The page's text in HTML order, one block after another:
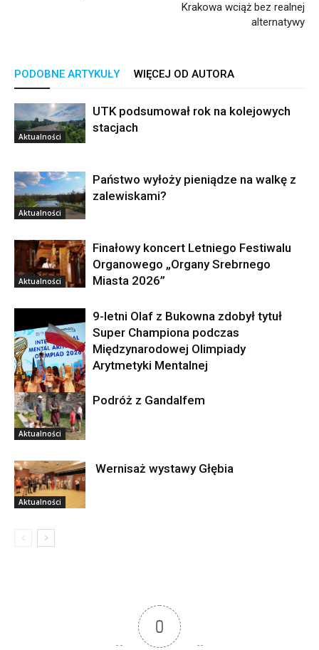
Krakowa wciąż bez realnej
alternatywy
PODOBNE ARTYKUŁY WIĘCEJ OD AUTORA
Aktualności
UTK podsumował rok na kolejowych
stacjach
Aktualności
Państwo wyłoży pieniądze na walkę z
zalewiskami?
Aktualności
Finałowy koncert Letniego Festiwalu
Organowego „Organy Srebrnego
Miasta 2026”
Aktualności
9-letni Olaf z Bukowna zdobył tytuł
Super Championa podczas
Międzynarodowej Olimpiady
Arytmetyki Mentalnej
Aktualności
Podróż z Gandalfem
Aktualności
Wernisaż wystawy Głębia
0